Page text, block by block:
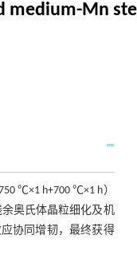
Mn
℃×1 h+700 ℃×1 h）
奥氏体晶粒细化及机
协同增韧，最终获得